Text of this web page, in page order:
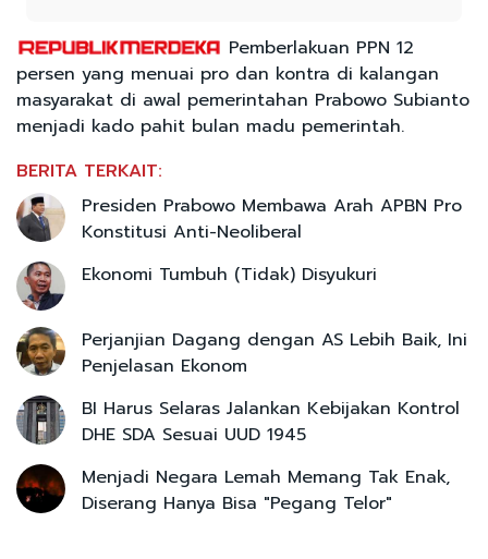
Pemberlakuan PPN 12
persen yang menuai pro dan kontra di kalangan
masyarakat di awal pemerintahan Prabowo Subianto
menjadi kado pahit bulan madu pemerintah.
BERITA TERKAIT:
Presiden Prabowo Membawa Arah APBN Pro
Konstitusi Anti-Neoliberal
Ekonomi Tumbuh (Tidak) Disyukuri
Perjanjian Dagang dengan AS Lebih Baik, Ini
Penjelasan Ekonom
BI Harus Selaras Jalankan Kebijakan Kontrol
DHE SDA Sesuai UUD 1945
Menjadi Negara Lemah Memang Tak Enak,
Diserang Hanya Bisa "Pegang Telor"